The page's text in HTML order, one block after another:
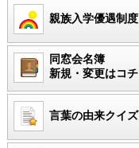
親族入学優遇制度
同窓会名簿
新規・変更はコ
言葉の由来クイズ